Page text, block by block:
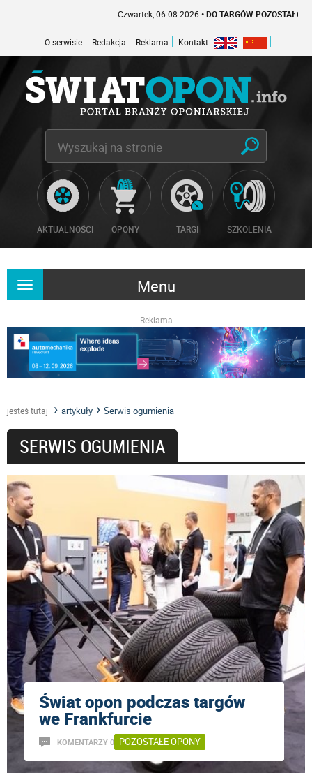
Czwartek, 06-08-2026• DO TARGÓW POZOSTAŁO -1 DNI
O serwisie Redakcja Reklama Kontakt
AKTUALNOŚCI OPONY TARGI SZKOLENIA
Menu
Rozwiń
Reklama
jesteś tutaj artykuły Serwis ogumienia
SERWIS OGUMIENIA
Świat opon podczas targów
we Frankfurcie
KOMENTARZY 0 POZOSTAŁE OPONY